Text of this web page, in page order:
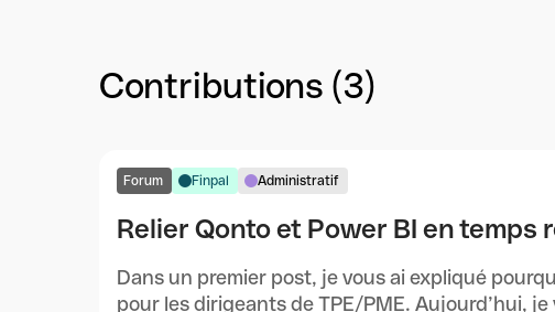
Contributions (3)
Forum Finpal Administratif
Relier Qonto et Power BI en temps
Dans un premier post, je vous ai expliqué
pour les dirigeants de TPE/PME. Aujourd’hui,